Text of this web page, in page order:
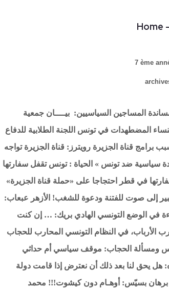
Home
7 ème
المساجين السياسيين: بيــــان جمعية
اللجنة الطلابية للدفاع
برامج قناة الجزيرة رويترز: قناة الجزيرة تواجه
سياسية ضد تونس » الحياة : تونس تقفل سفارتها
في قطر احتجاجا على «حملة قناة الجزيرة»
إلى صوت للفتنة ودعوة للشغب! الأزهر عبعاب:
في الوضع التونسي الهادي بريك: … إن كنت
الأرباب، في النظام التونسي المحارب للحجاب
ومسألة الحجاب: موقف سياسي أم حداثي
هل يحق لنا بعد ذلك أن نعترض إذا قامت دولة
برهان بسيّس: أوهـام دون كيشوت!!! محمد